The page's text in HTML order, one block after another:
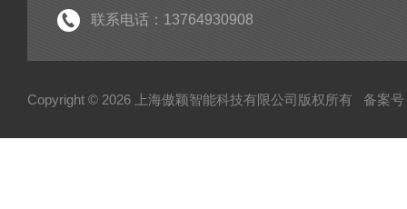
联系电话：13764930908
Copyright © 2026 上海傲颖智能科技有限公司版权所有 备案号